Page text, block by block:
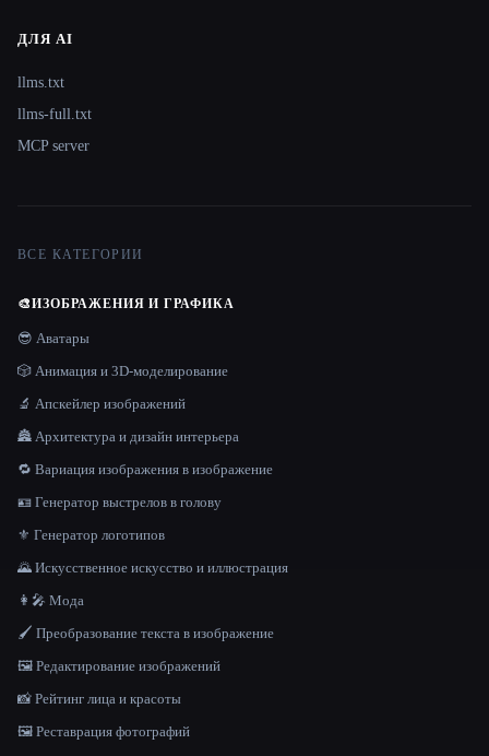
ДЛЯ AI
llms.txt
llms-full.txt
MCP server
ВСЕ КАТЕГОРИИ
🎨ИЗОБРАЖЕНИЯ И ГРАФИКА
😎 Аватары
🎲 Анимация и 3D-моделирование
🔬 Апскейлер изображений
🏯 Архитектура и дизайн интерьера
🔁 Вариация изображения в изображение
🪪 Генератор выстрелов в голову
⚜️ Генератор логотипов
🌄 Искусственное искусство и иллюстрация
👩‍🎤 Мода
🖌️ Преобразование текста в изображение
🖼️ Редактирование изображений
📸 Рейтинг лица и красоты
🖼️ Реставрация фотографий